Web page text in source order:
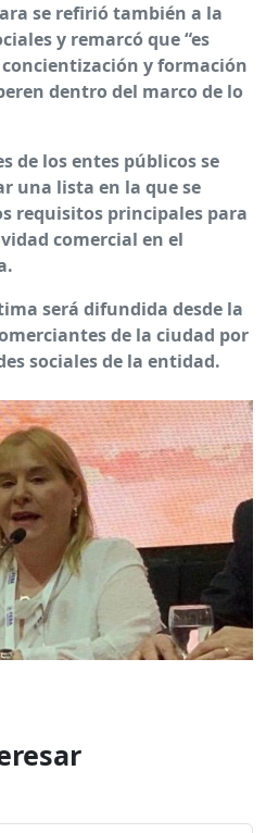
se refirió también a la
y remarcó que “es
y formación
dentro del marco de lo
de los entes públicos se
una lista en la que se
requisitos principales para
comercial en el
será difundida desde la
de la ciudad por
sociales de la entidad.